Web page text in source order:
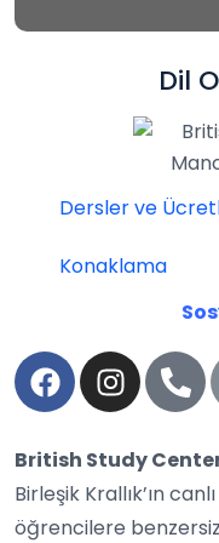
Dil
Dersler ve
Konaklama
British Study
Birleşik Krallık’ın
öğrencilere